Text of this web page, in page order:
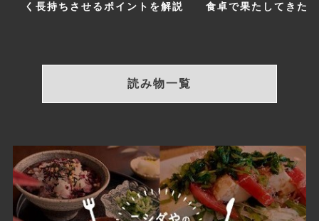
く長持ちさせるポイントを解説
食卓で果たしてきた
読み物一覧